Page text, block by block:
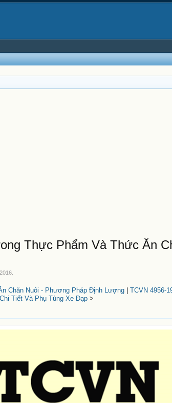
Thực Phẩm Và Thức Ăn
Chăn Nuôi - Phương Pháp Định Lượng| TCVN 4956-
Tiết Và Phụ Tùng Xe Đạp>